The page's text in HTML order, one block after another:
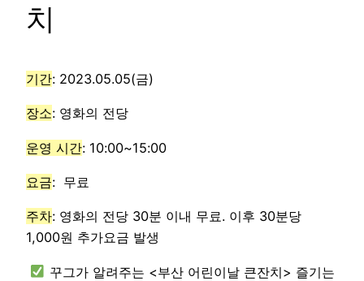
치
기간: 2023.05.05(금)
장소: 영화의 전당
운영 시간: 10:00~15:00
요금: 무료
주차: 영화의 전당 30분 이내 무료. 이후 30분당
1,000원 추가요금 발생
꾸그가 알려주는 <부산 어린이날 큰잔치> 즐기는